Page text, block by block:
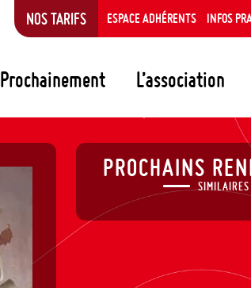
Prochainement L’association
NOS TARIFS ESPACE ADHÉRENTS INFOS
PROCHAINS
SIMILAIRES